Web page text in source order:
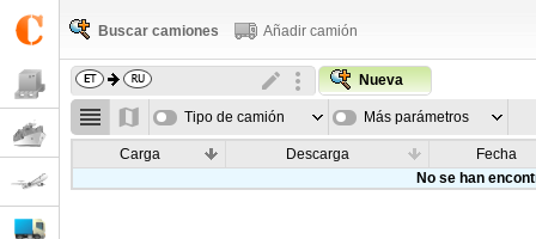
Buscar camiones Añadir camión
Nueva
Tipo de camión Más parámetros
Carga Descarga
Fecha
No se han